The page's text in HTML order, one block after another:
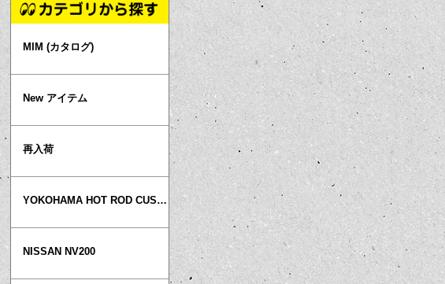
MIM (カタログ)
New アイテム
再入荷
YOKOHAMA HOT ROD CUSTOM SHOW
NISSAN NV200